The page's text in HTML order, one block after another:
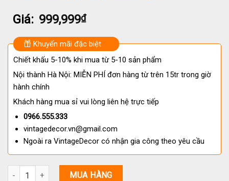
Giá: 999,999₫
Khuyến mãi đặc biệt
Chiết khấu 5-10% khi mua từ 5-10 sản phẩm
Nội thành Hà Nội: MIỄN PHÍ đơn hàng từ trên 15tr trong giờ
hành chính
Khách hàng mua sỉ vui lòng liên hệ trực tiếp
0966.555.333
vintagedecor.vn@gmail.com
Ngoài ra VintageDecor có nhận gia công theo yêu cầu
Cổng gỗ sân vườn C1 – Cổng vòm gỗ trang trí đẹp, bền, sang
MUA HÀNG